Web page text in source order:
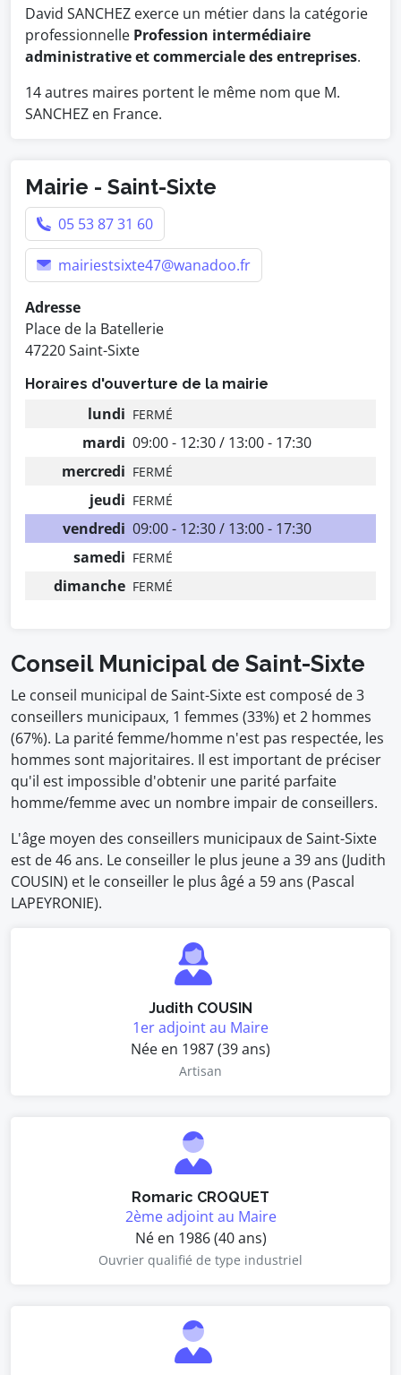
David SANCHEZ exerce un métier dans la catégorie
professionnelle Profession intermédiaire
administrative et commerciale des entreprises.
14 autres maires portent le même nom que M.
SANCHEZ en France.
Mairie - Saint-Sixte
05 53 87 31 60
mairiestsixte47@wanadoo.fr
Adresse
Place de la Batellerie
47220 Saint-Sixte
Horaires d'ouverture de la mairie
lundi FERMÉ
mardi 09:00 - 12:30 / 13:00 - 17:30
mercredi FERMÉ
jeudi FERMÉ
vendredi 09:00 - 12:30 / 13:00 - 17:30
samedi FERMÉ
dimanche FERMÉ
Conseil Municipal de Saint-Sixte
Le conseil municipal de Saint-Sixte est composé de 3
conseillers municipaux, 1 femmes (33%) et 2 hommes
(67%). La parité femme/homme n'est pas respectée, les
hommes sont majoritaires. Il est important de préciser
qu'il est impossible d'obtenir une parité parfaite
homme/femme avec un nombre impair de conseillers.
L'âge moyen des conseillers municipaux de Saint-Sixte
est de 46 ans. Le conseiller le plus jeune a 39 ans (Judith
COUSIN) et le conseiller le plus âgé a 59 ans (Pascal
LAPEYRONIE).
Judith COUSIN
1er adjoint au Maire
Née en 1987 (39 ans)
Artisan
Romaric CROQUET
2ème adjoint au Maire
Né en 1986 (40 ans)
Ouvrier qualifié de type industriel